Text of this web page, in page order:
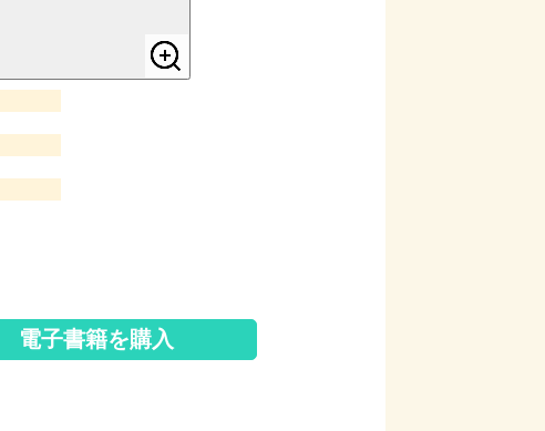
電子書籍を購入